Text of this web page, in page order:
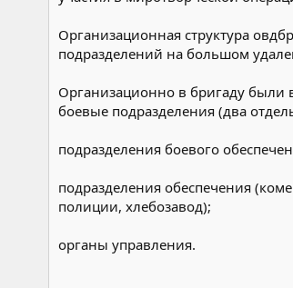
Организационная структура
подразделений на большом
Организационно в бригаду были
боевые подразделения (два
подразделения боевого
подразделения обеспечения
полиции, хлебозавод);
органы управления.